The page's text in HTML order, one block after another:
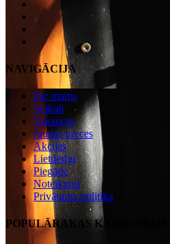
NAVIGĀCIJA
Par mums
Veikali
Vakances
Jaunas preces
Akcijas
Lietderīgi
Piegāde
Noteikumi
Privātuma politika
POPULĀRAKAS KATEGORIJAS